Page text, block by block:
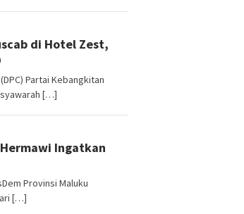
di Hotel Zest,
Partai Kebangkitan
[…]
Ingatkan
Provinsi Maluku
[…]